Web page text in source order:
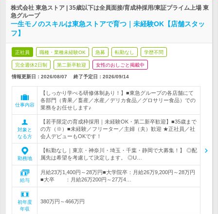
株式会社 東急ストア | 35歳以下は全員面接/育成枠採用/東証プライム上場 東
急グループ
一生モノのスキルは東急ストアで育つ｜未経験OK【店舗スタッ
フ】
正社員 職種・業種未経験OK 急募 転勤なし 学歴不問
完全週休2日制 第二新卒歓迎 女性のおしごと掲載中
情報更新日：2026/08/07 終了予定日： 2026/09/14
仕事内容
【しっかり学べる研修体制あり！】■東急グループの各店舗にて
各部門（青果／畜産／水産／デリカ食品／グロサリー食品）での
業務をお任せします♪
対象と
なる方
【若手限定の育成枠採用｜未経験OK・第二新卒歓迎】■35歳まで
の方（※）■未経験／フリーター／主婦（夫）歓迎 ★正社員／社
会人デビューもOKです！
勤務地
【転勤なし｜東京・神奈川・埼玉・千葉・静岡で大募集！】 ◎配
属先は希望を考慮して決定します。 ◎U…
給与
月給23万1,400円～28万円■大学院卒：月給26万9,200円～28万円
■大卒 ：月給26万200円～27万4…
初年度
年収
380万円～466万円